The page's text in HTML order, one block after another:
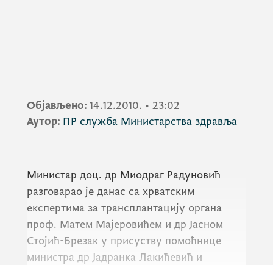
Објављено: 14.12.2010. • 23:02
Аутор: ПР служба Министарства здравља
Министар доц. др Миодраг Радуновић
разговарао је данас са хрватским
експертима за трансплантацију органа
проф. Матем Мајеровићем и др Јасном
Стојић-Брезак у присуству помоћнице
министра др Јадранка Лакићевић и